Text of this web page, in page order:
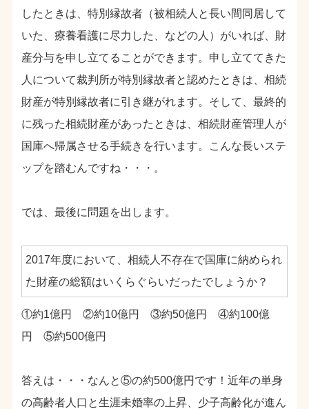
したときは、特別縁故者（被相続人と長い間同居して
いた、療養看護に尽力した、などの人）がいれば、財
産分与を申し立てることができます。申し立ててきた
人について裁判所が特別縁故者と認めたときは、相続
財産が特別縁故者に引き継がれます。そして、最終的
に残った相続財産があったときは、相続財産管理人が
国庫へ帰属させる手続きを行います。こんな長いステ
ップを踏むんですね・・・。
では、最後に問題を出します。
2017年度において、相続人不存在で国庫に納められ
た財産の総額はいくらぐらいだったでしょうか？
①約1億円 ②約10億円 ③約50億円 ④約100億
円 ⑤約500億円
答えは・・・なんと⑤の約500億円です！近年の単身
の高齢者人口と生涯未婚率の上昇、少子高齢化が進ん